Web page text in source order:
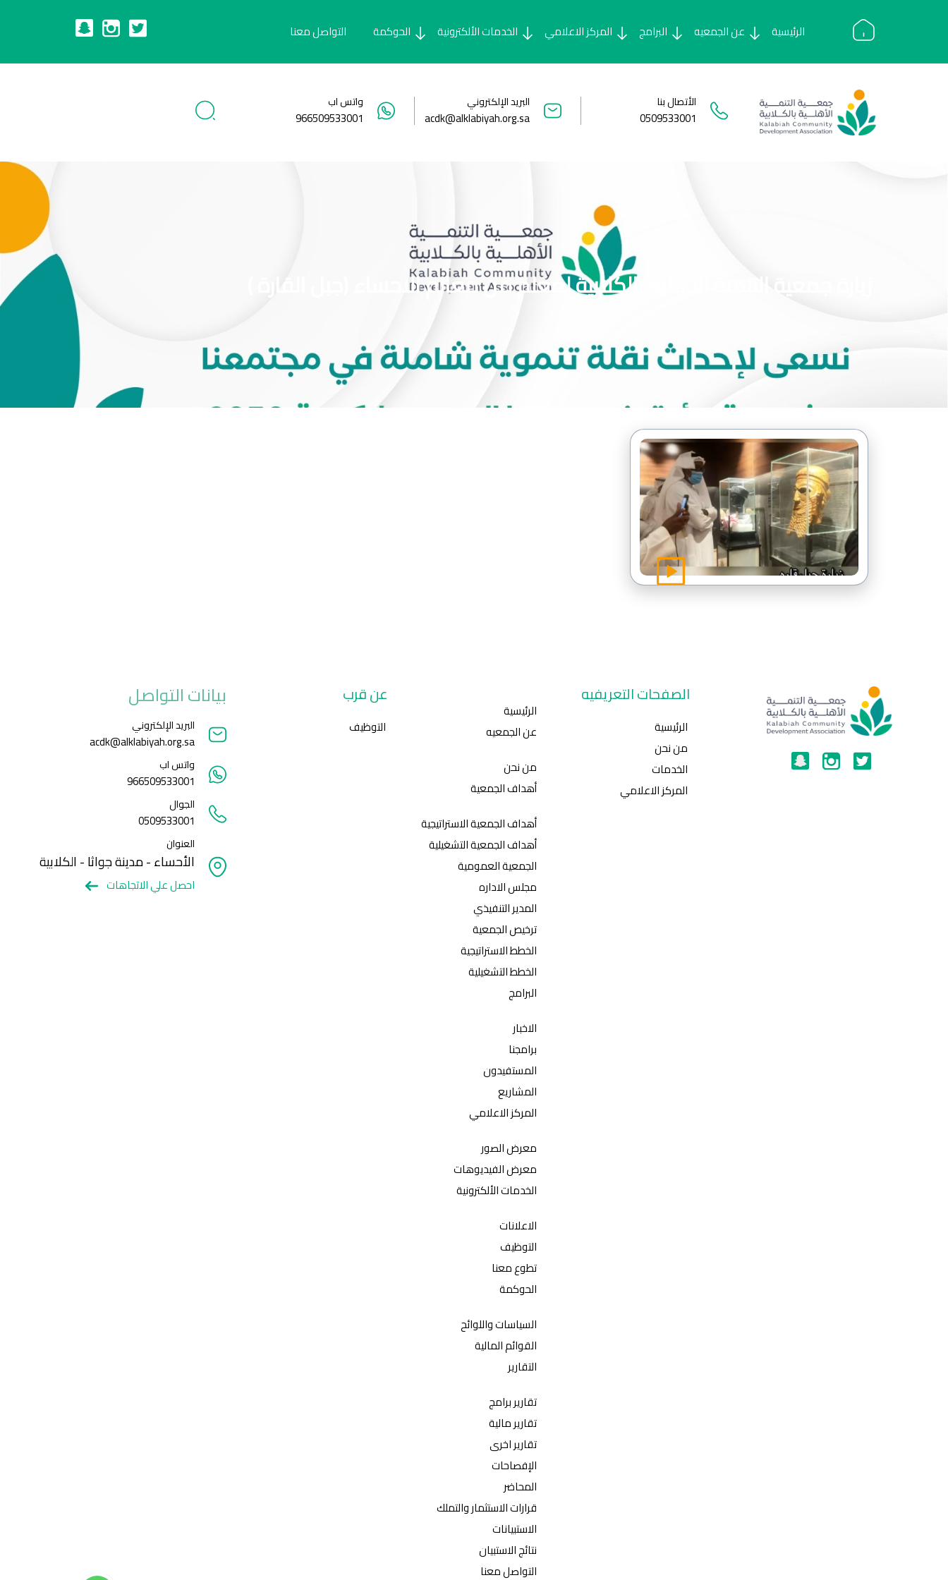
الرئيسية عن الجمعيه البرامج المركز الاعلامي الخدمات الألكترونية الحوكمة التواصل معنا
الأتصال بنا
0509533001
البريد الإلكتروني
acdk@alklabiyah.org.sa
واتس اب
966509533001
زيارة جمعية التنمية الاهلية بالكلابية لمعلم من معالم الاحساء (جبل القارة )
الصفحات التعريفيه
الرئيسية
من نحن
الخدمات
المركز الاعلامي
الرئيسية
عن الجمعيه
من نحن
أهداف الجمعية
أهداف الجمعية الاستراتيجية
أهداف الجمعية التشغيلية
الجمعية العمومية
مجلس الاداره
المدير التنفيذي
ترخيص الجمعية
الخطط الاستراتيجية
الخطط التشغيلية
البرامج
الاخبار
برامجنا
المستفيدون
المشاريع
المركز الاعلامي
معرض الصور
معرض الفيديوهات
الخدمات الألكترونية
الاعلانات
التوظيف
تطوع معنا
الحوكمة
السياسات واللوائح
القوائم المالية
التقارير
تقارير برامج
تقارير مالية
تقارير اخرى
الإفصاحات
المحاضر
قرارات الاستثمار والتملك
الاستبيانات
نتائج الاستبيان
التواصل معنا
عن قرب
التوظيف
بيانات التواصل
البريد الإلكتروني
acdk@alklabiyah.org.sa
واتس اب
966509533001
الجوال
0509533001
العنوان
الأحساء - مدينة جواثا - الكلابية
احصل علي الاتجاهات